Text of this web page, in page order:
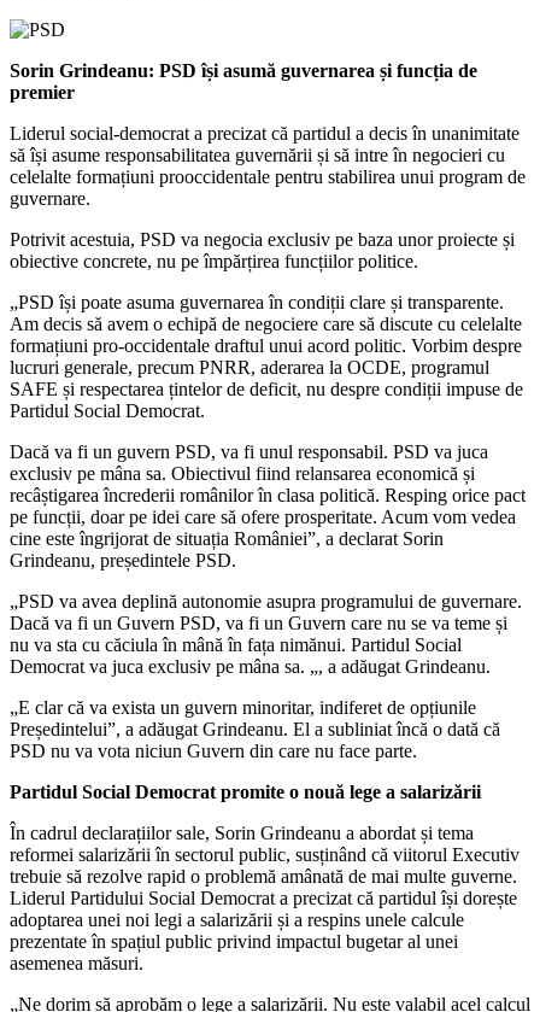
Sorin Grindeanu: PSD își asumă guvernarea și funcția de
premier
Liderul social-democrat a precizat că partidul a decis în unanimitate
să își asume responsabilitatea guvernării și să intre în negocieri cu
celelalte formațiuni prooccidentale pentru stabilirea unui program de
guvernare.
Potrivit acestuia, PSD va negocia exclusiv pe baza unor proiecte și
obiective concrete, nu pe împărțirea funcțiilor politice.
„PSD își poate asuma guvernarea în condiții clare și transparente.
Am decis să avem o echipă de negociere care să discute cu celelalte
formațiuni pro-occidentale draftul unui acord politic. Vorbim despre
lucruri generale, precum PNRR, aderarea la OCDE, programul
SAFE și respectarea țintelor de deficit, nu despre condiții impuse de
Partidul Social Democrat.
Dacă va fi un guvern PSD, va fi unul responsabil. PSD va juca
exclusiv pe mâna sa. Obiectivul fiind relansarea economică și
recâștigarea încrederii românilor în clasa politică. Resping orice pact
pe funcții, doar pe idei care să ofere prosperitate. Acum vom vedea
cine este îngrijorat de situația României”, a declarat Sorin
Grindeanu, președintele PSD.
„PSD va avea deplină autonomie asupra programului de guvernare.
Dacă va fi un Guvern PSD, va fi un Guvern care nu se va teme și
nu va sta cu căciula în mână în fața nimănui. Partidul Social
Democrat va juca exclusiv pe mâna sa. „, a adăugat Grindeanu.
„E clar că va exista un guvern minoritar, indiferet de opțiunile
Președintelui”, a adăugat Grindeanu. El a subliniat încă o dată că
PSD nu va vota niciun Guvern din care nu face parte.
Partidul Social Democrat promite o nouă lege a salarizării
În cadrul declarațiilor sale, Sorin Grindeanu a abordat și tema
reformei salarizării în sectorul public, susținând că viitorul Executiv
trebuie să rezolve rapid o problemă amânată de mai multe guverne.
Liderul Partidului Social Democrat a precizat că partidul își dorește
adoptarea unei noi legi a salarizării și a respins unele calcule
prezentate în spațiul public privind impactul bugetar al unei
asemenea măsuri.
„Ne dorim să aprobăm o lege a salarizării. Nu este valabil acel calcul